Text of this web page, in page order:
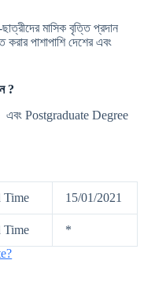
মাসিক বৃত্তি প্রদান
করার পাশাপাশি দেশের এবং
?
এবং Postgraduate Degree
Time 15/01/2021
Time
*